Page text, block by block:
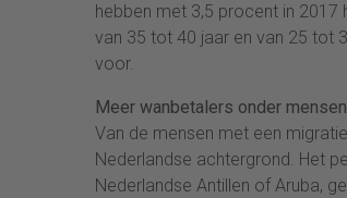
hebben met 3,5 procent in
van 35 tot 40 jaar en van 25 tot
voor.
Meer wanbetalers onder
Van de mensen met een
Nederlandse achtergrond. Het
Nederlandse Antillen of Aruba,